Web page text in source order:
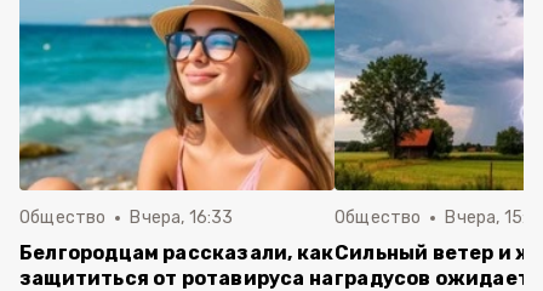
Общество Вчера, 16:33
Белгородцам рассказали, как
защититься от ротавируса на
Общество Вчера,
Сильный ветер и
градусов